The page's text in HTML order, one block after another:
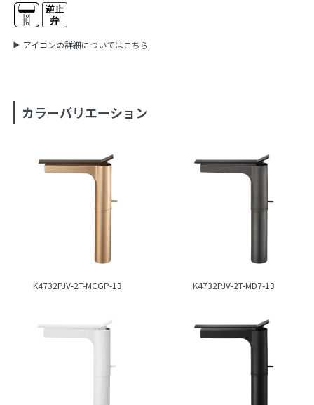
アイコンの詳細についてはこちら
カラーバリエーション
K4732PJV-2T-MCGP-13 K4732PJV-2T-MD7-13